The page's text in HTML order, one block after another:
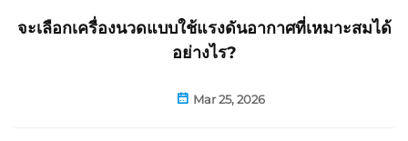
จะเลือกเครื่องนวดแบบใช้แรงดันอากาศที่เหมาะสมได้
อย่างไร?
Mar 25, 2026